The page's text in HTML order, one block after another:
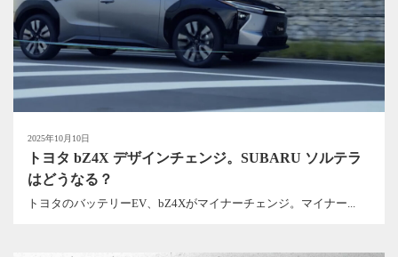
2025年10月10日
トヨタ bZ4X デザインチェンジ。SUBARU ソルテラ
はどうなる？
トヨタのバッテリーEV、bZ4Xがマイナーチェンジ。マイナー...